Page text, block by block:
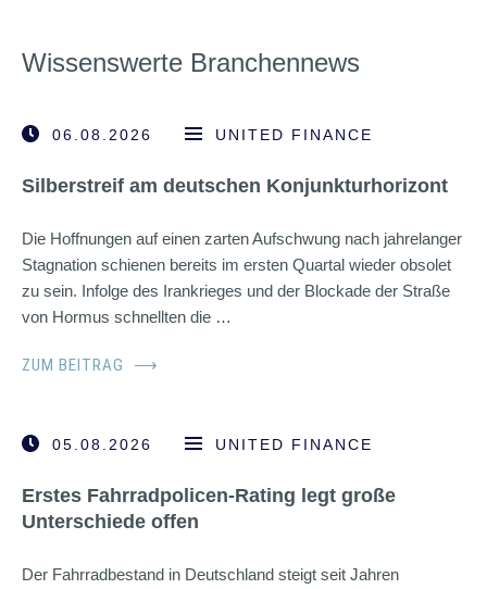
Wissenswerte Branchennews
06.08.2026 UNITED FINANCE
Silberstreif am deutschen Konjunkturhorizont
Die Hoffnungen auf einen zarten Aufschwung nach jahrelanger
Stagnation schienen bereits im ersten Quartal wieder obsolet
zu sein. Infolge des Irankrieges und der Blockade der Straße
von Hormus schnellten die …
ZUM BEITRAG ⟶
05.08.2026 UNITED FINANCE
Erstes Fahrradpolicen-Rating legt große
Unterschiede offen
Der Fahrradbestand in Deutschland steigt seit Jahren